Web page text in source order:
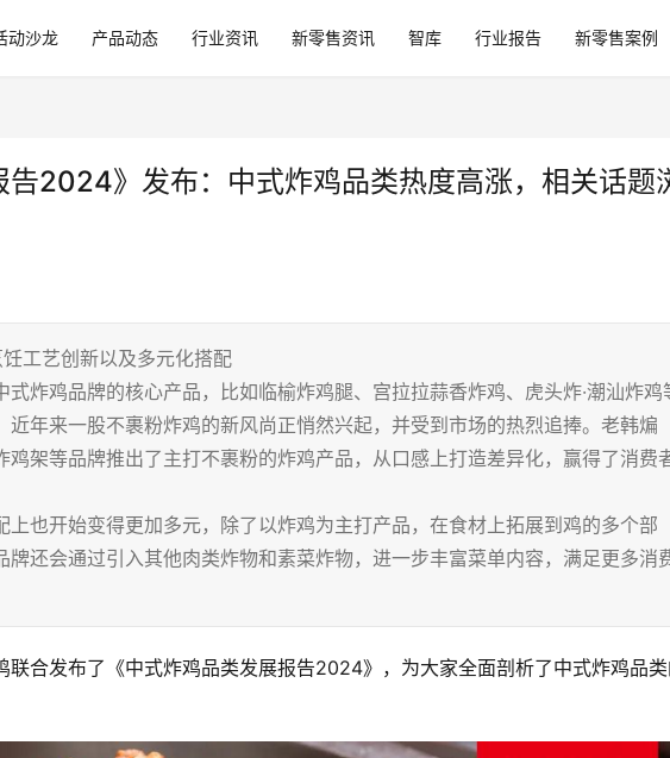
动沙龙 产品动态 行业资讯 新零售资讯 智库 行业报告 新零售案例
告2024》发布：中式炸鸡品类热度高涨，相关话题
工艺创新以及多元化搭配
炸鸡品牌的核心产品，比如临榆炸鸡腿、宫拉拉蒜香炸鸡、虎头炸·潮汕炸鸡
近年来一股不裹粉炸鸡的新风尚正悄然兴起，并受到市场的热烈追捧。老韩煸
鸡架等品牌推出了主打不裹粉的炸鸡产品，从口感上打造差异化，赢得了消费
上也开始变得更加多元，除了以炸鸡为主打产品，在食材上拓展到鸡的多个部
牌还会通过引入其他肉类炸物和素菜炸物，进一步丰富菜单内容，满足更多消
联合发布了《中式炸鸡品类发展报告2024》，为大家全面剖析了中式炸鸡品